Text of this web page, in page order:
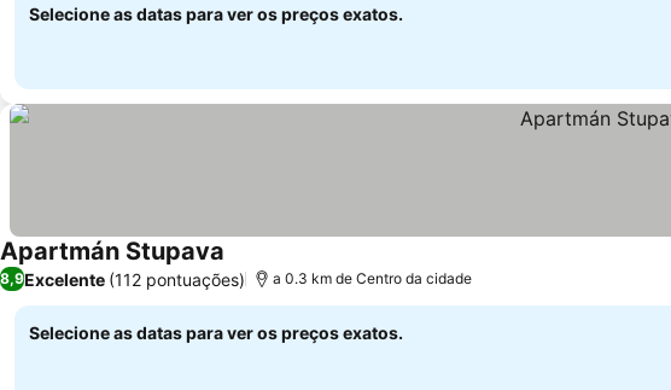
Selecione as datas para ver os preços exatos.
Apartmán Stupava
8,9Excelente (112 pontuações) a 0.3 km de Centro da cidade
Selecione as datas para ver os preços exatos.